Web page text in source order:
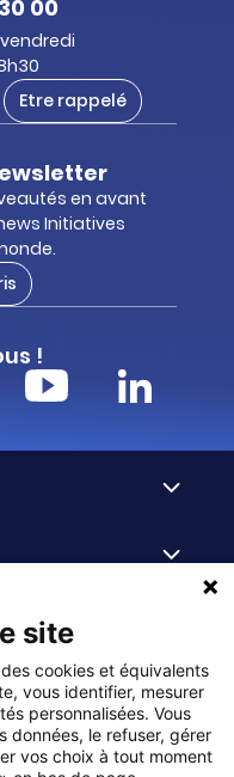
00
Etre rappelé
en avant
Initiatives
!
site
cookies et équivalents
vous identifier, mesurer
personnalisées. Vous
données, le refuser, gérer
vos choix à tout moment